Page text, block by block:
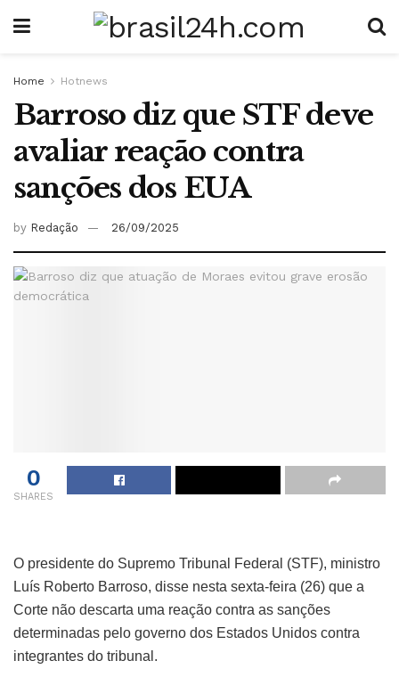
Home Hotnews
Barroso diz que STF deve
avaliar reação contra
sanções dos EUA
by Redação 26/09/2025
0
SHARES
O presidente do Supremo Tribunal Federal (STF), ministro
Luís Roberto Barroso, disse nesta sexta-feira (26) que a
Corte não descarta uma reação contra as sanções
determinadas pelo governo dos Estados Unidos contra
integrantes do tribunal.